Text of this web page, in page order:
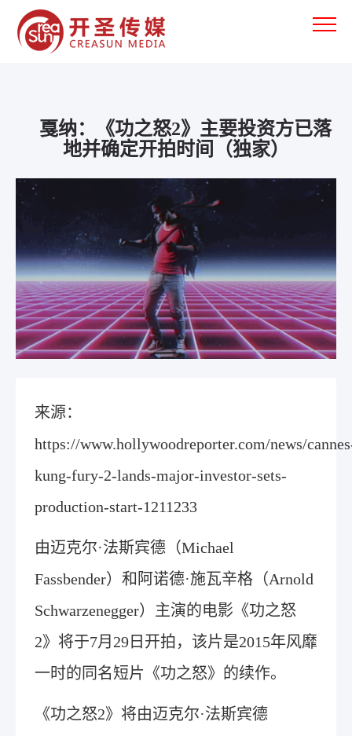
戛纳：《功之怒2》主要投资方已落
地并确定开拍时间（独家）
来源：
https://www.hollywoodreporter.com/news/
kung-fury-2-lands-major-investor-sets-
production-start-1211233
由迈克尔·法斯宾德（Michael
Fassbender）和阿诺德·施瓦辛格（Arnold
Schwarzenegger）主演的电影《功之怒
2》将于7月29日开拍，该片是2015年风靡
一时的同名短片《功之怒》的续作。
《功之怒2》将由迈克尔·法斯宾德